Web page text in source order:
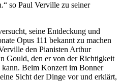
so Paul Verville zu seiner
seine Entdeckung und
Opus 111 bekannt zu machen
den Pianisten Arthur
Gould, den er von der Richtigkeit
kann. Beim Konzert im Bonner
Sicht der Dinge vor und erklärt,